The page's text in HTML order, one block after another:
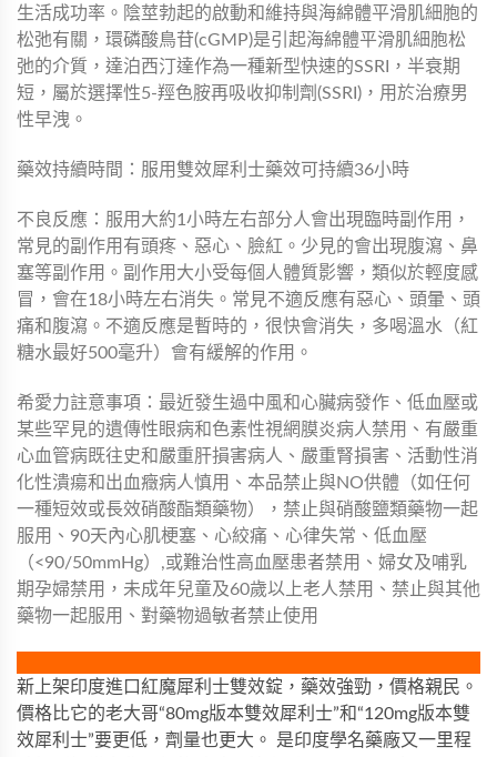
生活成功率。陰莖勃起的啟動和維持與海綿體平滑肌細胞的
松弛有關，環磷酸鳥苷(cGMP)是引起海綿體平滑肌細胞松
弛的介質，達泊西汀達作為一種新型快速的SSRI，半衰期
短，屬於選擇性5-羥色胺再吸收抑制劑(SSRI)，用於治療男
性早洩。
藥效持續時間：服用雙效犀利士藥效可持續36小時
不良反應：服用大約1小時左右部分人會出現臨時副作用，
常見的副作用有頭疼、惡心、臉紅。少見的會出現腹瀉、鼻
塞等副作用。副作用大小受每個人體質影響，類似於輕度感
冒，會在18小時左右消失。常見不適反應有惡心、頭暈、頭
痛和腹瀉。不適反應是暫時的，很快會消失，多喝溫水（紅
糖水最好500毫升）會有緩解的作用。
希愛力註意事項：最近發生過中風和心臟病發作、低血壓或
某些罕見的遺傳性眼病和色素性視網膜炎病人禁用、有嚴重
心血管病既往史和嚴重肝損害病人、嚴重腎損害、活動性消
化性潰瘍和出血癥病人慎用、本品禁止與NO供體（如任何
一種短效或長效硝酸酯類藥物），禁止與硝酸鹽類藥物一起
服用、90天內心肌梗塞、心絞痛、心律失常、低血壓
（<90/50mmHg）,或難治性高血壓患者禁用、婦女及哺乳
期孕婦禁用，未成年兒童及60歲以上老人禁用、禁止與其他
藥物一起服用、對藥物過敏者禁止使用
新上架印度進口紅魔犀利士雙效錠，藥效強勁，價格親民。
價格比它的老大哥“80mg版本雙效犀利士”和“120mg版本雙
效犀利士”要更低，劑量也更大。 是印度學名藥廠又一里程